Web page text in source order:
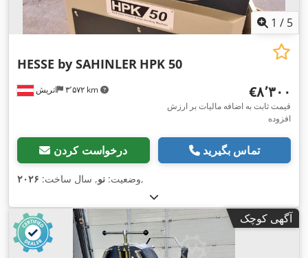
1 / 5
اتریش ۳٬۵۷۲ km
HESSE by SAHINLER HPK 50
‎€۸٬۳۰۰
قیمت ثابت به اضافه مالیات بر ارزش
افزوده
درخواست کردن تماس بگیرید
وضعیت: نو, سال ساخت: ۲۰۲۶ ,
آگهی کوچک